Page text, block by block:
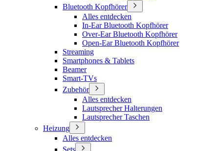
Bluetooth Kopfhörer
Alles entdecken
In-Ear Bluetooth Kopfhörer
Over-Ear Bluetooth Kopfhörer
Open-Ear Bluetooth Kopfhörer
Streaming
Smartphones & Tablets
Beamer
Smart-TVs
Zubehör
Alles entdecken
Lautsprecher Halterungen
Lautsprecher Taschen
Heizung
Alles entdecken
Sets